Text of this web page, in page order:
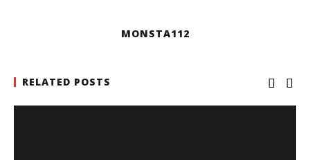
MONSTA112
RELATED POSTS